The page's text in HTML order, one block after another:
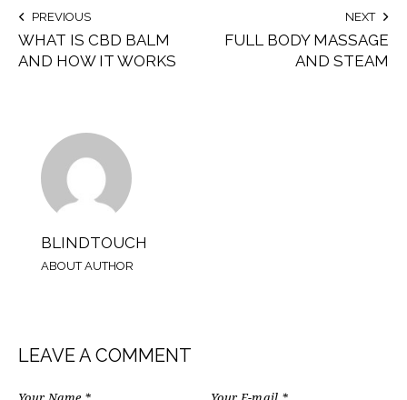
PREVIOUS
WHAT IS CBD BALM
AND HOW IT WORKS
NEXT
FULL BODY MASSAGE
AND STEAM
BLINDTOUCH
ABOUT AUTHOR
LEAVE A COMMENT